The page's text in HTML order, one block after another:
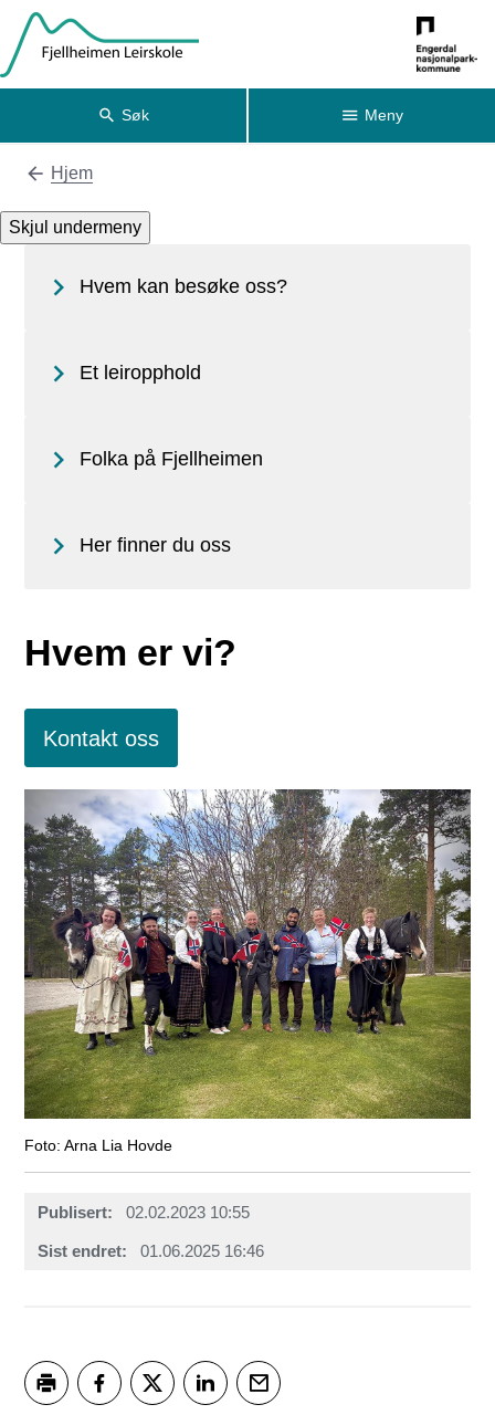
Fjellheimen Leirskole
Søk Meny
Du er her:
Hjem
Skjul undermeny
Hvem kan besøke oss?
Et leiropphold
Folka på Fjellheimen
Her finner du oss
Hvem er vi?
Kontakt oss
Arna Lia Hovde
Publisert 02.02.2023 10:55
Sist endret 01.06.2025 16:46